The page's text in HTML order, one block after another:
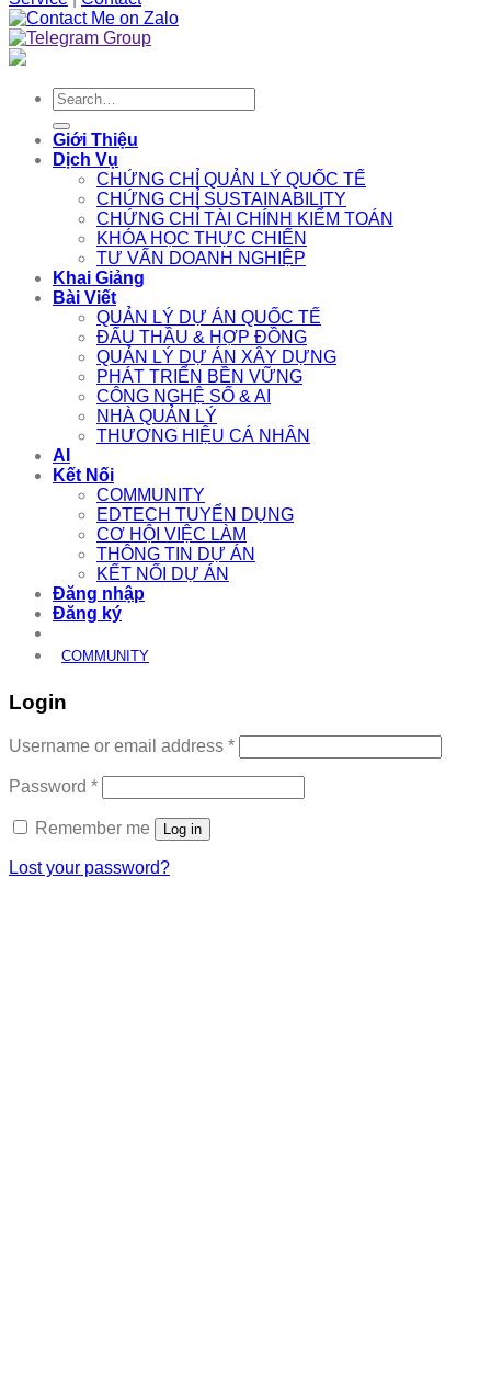
Search
for:
Giới Thiệu
Dịch Vụ
CHỨNG CHỈ QUẢN LÝ QUỐC TẾ
CHỨNG CHỈ SUSTAINABILITY
CHỨNG CHỈ TÀI CHÍNH KIỂM TOÁN
KHÓA HỌC THỰC CHIẾN
TƯ VẤN DOANH NGHIỆP
Khai Giảng
Bài Viết
QUẢN LÝ DỰ ÁN QUỐC TẾ
ĐẤU THẦU & HỢP ĐỒNG
QUẢN LÝ DỰ ÁN XÂY DỰNG
PHÁT TRIỂN BỀN VỮNG
CÔNG NGHỆ SỐ & AI
NHÀ QUẢN LÝ
THƯƠNG HIỆU CÁ NHÂN
AI
Kết Nối
COMMUNITY
EDTECH TUYỂN DỤNG
CƠ HỘI VIỆC LÀM
THÔNG TIN DỰ ÁN
KẾT NỐI DỰ ÁN
Đăng nhập
Đăng ký
COMMUNITY
Login
Username or email address *Required
Password *Required
Remember me Log in
Lost your password?